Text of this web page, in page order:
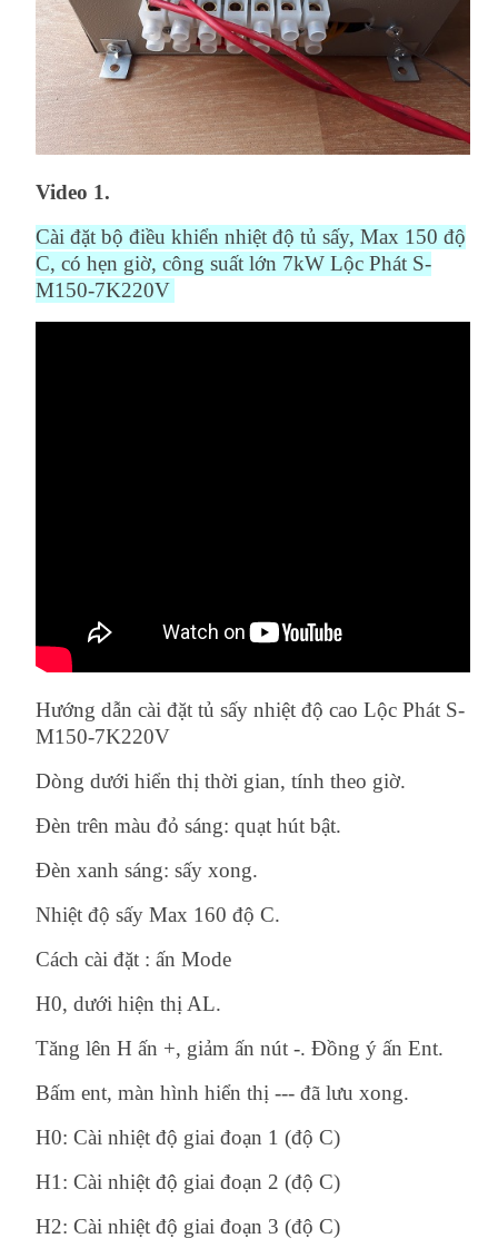
Video 1.
Cài đặt bộ điều khiển nhiệt độ tủ sấy, Max 150 độ
C, có hẹn giờ, công suất lớn 7kW Lộc Phát S-
M150-7K220V
Hướng dẫn cài đặt tủ sấy nhiệt độ cao Lộc Phát S-
M150-7K220V
Dòng dưới hiển thị thời gian, tính theo giờ.
Đèn trên màu đỏ sáng: quạt hút bật.
Đèn xanh sáng: sấy xong.
Nhiệt độ sấy Max 160 độ C.
Cách cài đặt : ấn Mode
H0, dưới hiện thị AL.
Tăng lên H ấn +, giảm ấn nút -. Đồng ý ấn Ent.
Bấm ent, màn hình hiển thị --- đã lưu xong.
H0: Cài nhiệt độ giai đoạn 1 (độ C)
H1: Cài nhiệt độ giai đoạn 2 (độ C)
H2: Cài nhiệt độ giai đoạn 3 (độ C)